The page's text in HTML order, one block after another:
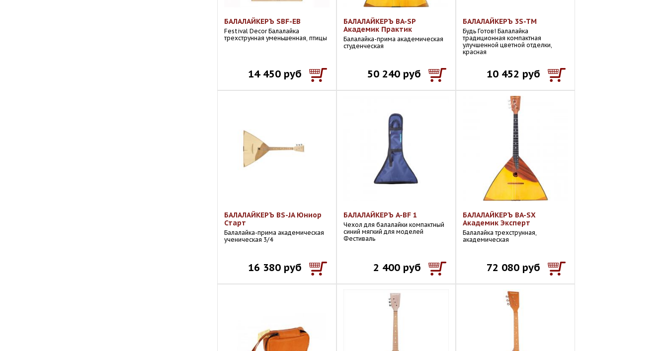
БАЛАЛАЙКЕРЪ SBF-EB
Festival Decor Балалайка
трехструнная уменьшенная, птицы
14 450 руб
БАЛАЛАЙКЕРЪ BA-SP
Академик Практик
Балалайка-прима академическая
студенческая
50 240 руб
БАЛАЛАЙКЕРЪ 3S-TM
Будь Готов! Балалайка
традиционная компактная
улучшенной цветной отделки,
красная
10 452 руб
БАЛАЛАЙКЕРЪ BS-JA Юниор
Старт
Балалайка-прима академическая
ученическая 3/4
16 380 руб
БАЛАЛАЙКЕРЪ A-BF 1
Чехол для балалайки компактный
синий мягкий для моделей
Фестиваль
2 400 руб
БАЛАЛАЙКЕРЪ BA-SX
Академик Эксперт
Балалайка трехструнная,
академическая
72 080 руб